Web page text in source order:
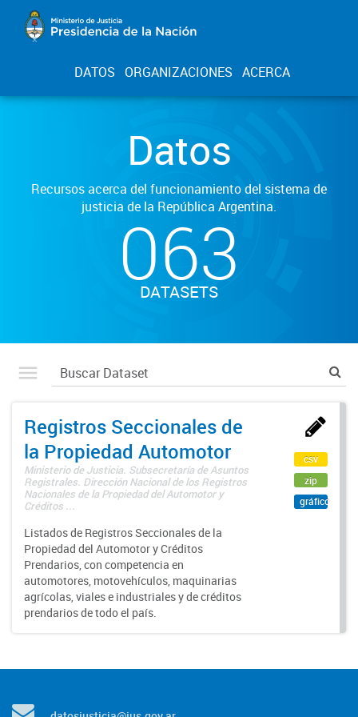
DATOS ORGANIZACIONES ACERCA
Datos
Recursos acerca del funcionamiento del sistema de
justicia de la República Argentina.
063
DATASETS
Registros Seccionales de
la Propiedad Automotor
Ministerio de Justicia. Subsecretaría de Asuntos
Registrales. Dirección Nacional de los Registros
Nacionales de la Propiedad del Automotor y
Créditos ...
Listados de Registros Seccionales de la
Propiedad del Automotor y Créditos
Prendarios, con competencia en
automotores, motovehículos, maquinarias
agrícolas, viales e industriales y de créditos
prendarios de todo el país.
csv
zip
gráfico